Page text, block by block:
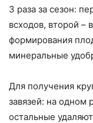
3 раза за сезон:
всходов, второй –
формирования
минеральные
Для получения
завязей: на одном
остальные